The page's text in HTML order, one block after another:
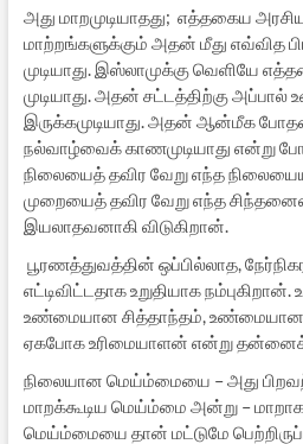
அது மாறமுடியாதது; எத்தகைய
மாற்றங்களுக்கும் அதன் மீது எவ்வித
முடியாது. இஸ்லாமுக்கு வெளியே
முடியாது. அதன் சட்டத்திற்கு அப்பால்
இருக்கமுடியாது. அதன் ஆன்மீக
நல்வாழ்வைக் காணமுடியாது என்று
நிலையைத் தவிர வேறு எந்த
முறையைத் தவிர வேறு எந்த
இயலாதவனாகி விடுகிறான்.
பூரணத்துவத்தின் ஒப்பில்லாத,
எட்டிவிட்டதாக உறுதியாக
உண்மையான சித்தாந்தம், உண்மையான
ஏகபோக உரிமையாளன் என்று தன்னைக்
நிலையான மெய்ம்மையை – அது
மாறக்கூடிய மெய்ம்மை அன்று –
மெய்ம்மையை தான் மட்டுமே